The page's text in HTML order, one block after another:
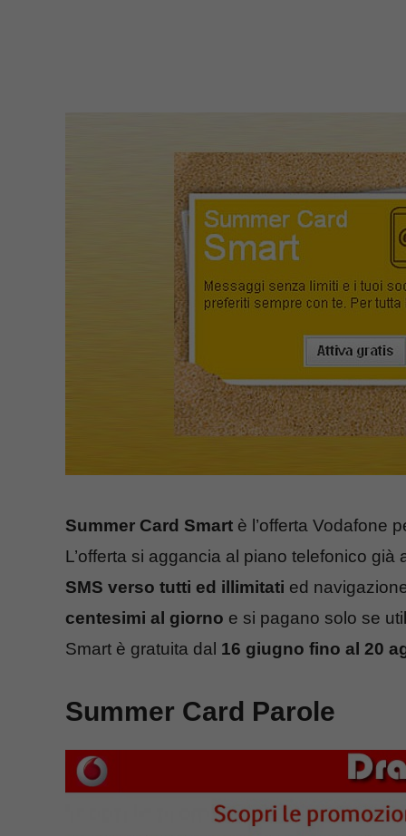
Summer Card Smart è l’offerta Vodafone
L’offerta si aggancia al piano telefonico
SMS verso tutti ed illimitati ed
centesimi al giorno e si pagano solo se
Smart è gratuita dal 16 giugno fino al 20
Summer Card Parole